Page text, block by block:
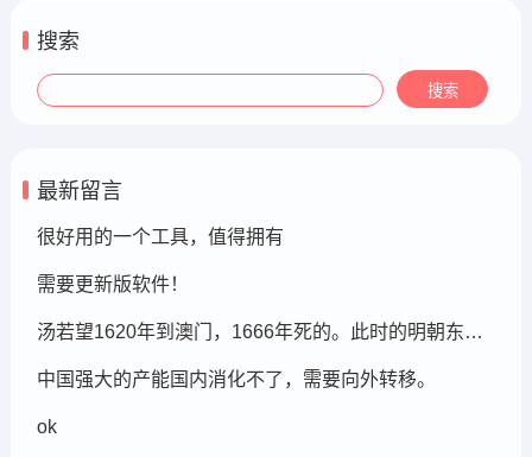
搜索
最新留言
很好用的一个工具，值得拥有
需要更新版软件！
汤若望1620年到澳门，1666年死的。此时的明朝东北地区已经被后金国成立了，在明朝灭亡的崇祯年间，汤若望还能和明朝天文学家一起到东北地区做这个制定历法的比赛，很强大啊。鹤岗，在今天的黑龙江省东部的鹤岗市
中国强大的产能国内消化不了，需要向外转移。
ok